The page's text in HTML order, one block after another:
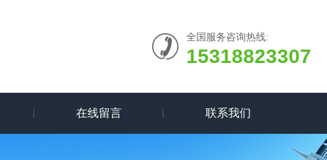
全国服务咨询热线:
15318823307
在线留言 联系我们